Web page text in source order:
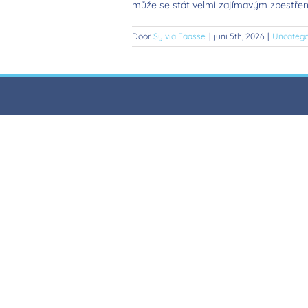
může se stát velmi zajímavým
Door Sylvia Faasse | juni 5th, 2026 |